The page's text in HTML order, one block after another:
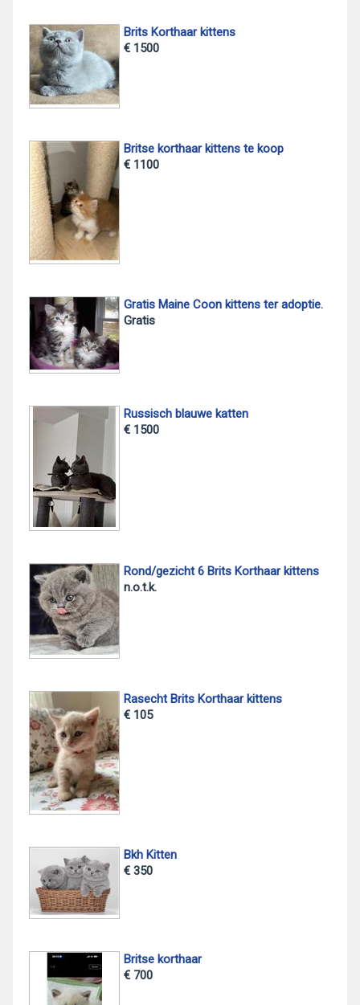
Brits Korthaar kittens
€ 1500
Britse korthaar kittens te koop
€ 1100
Gratis Maine Coon kittens ter adoptie.
Gratis
Russisch blauwe katten
€ 1500
Rond/gezicht 6 Brits Korthaar kittens
n.o.t.k.
Rasecht Brits Korthaar kittens
€ 105
Bkh Kitten
€ 350
Britse korthaar
€ 700